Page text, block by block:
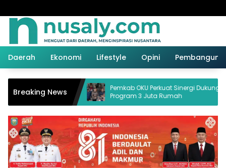
Daerah Ekonomi Lifestyle Opini
Breaking News
Desak
Pemkab OKU Perkuat Sinergi Dukung
Program 3 Juta Rumah